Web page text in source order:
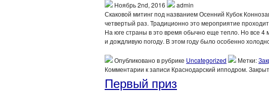
Ноябрь 2nd, 2016
admin
Скаковой митинг под названием Осенний Кубок
четвертый раз. Традиционно это мероприятие
На юге страны в это время обычно еще тепло. Но все 4
и дождливую погоду. В этом году было особенно
Опубликовано в рубрике Uncategorized Метки:
Комментарии к записи Краснодарский ипподром.
Первый приз